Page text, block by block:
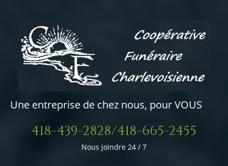
Une entreprise de chez nous, pour VOUS
418-439-2828/418-665-2455
Nous joindre 24 / 7